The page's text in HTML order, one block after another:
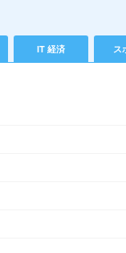
IT 経済 ス